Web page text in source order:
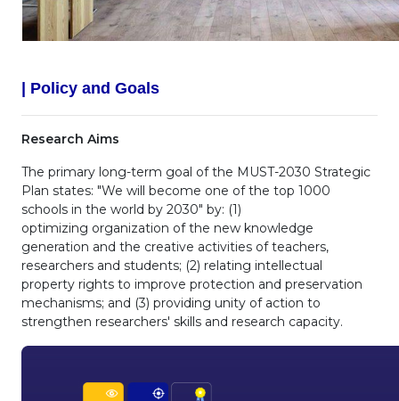
| Policy and Goals
Research Aims
The primary long-term goal of the MUST-2030 Strategic
Plan states: "We will become one of the top 1000
schools in the world by 2030" by: (1)
optimizing organization of the new knowledge
generation and the creative activities of teachers,
researchers and students; (2) relating intellectual
property rights to improve protection and preservation
mechanisms; and (3) providing unity of action to
strengthen researchers' skills and research capacity.